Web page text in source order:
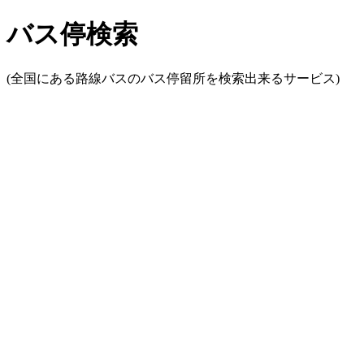
バス停検索
(全国にある路線バスのバス停留所を検索出来るサービス)